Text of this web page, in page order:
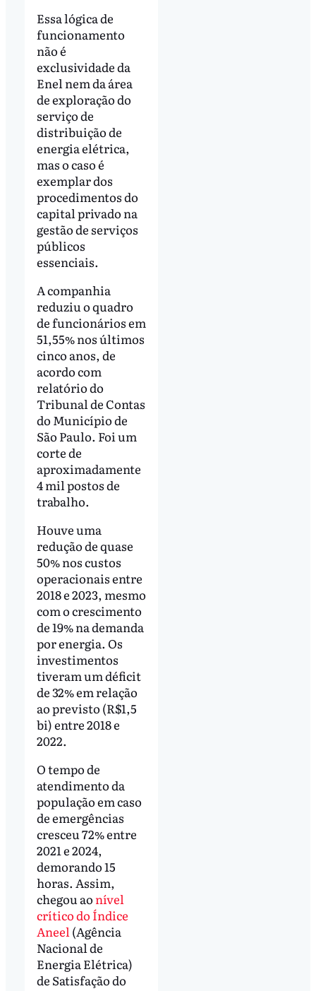
Essa lógica de
funcionamento
não é
exclusividade da
Enel nem da área
de exploração do
serviço de
distribuição de
energia elétrica,
mas o caso é
exemplar dos
procedimentos do
capital privado na
gestão de serviços
públicos
essenciais.
A companhia
reduziu o quadro
de funcionários em
51,55% nos últimos
cinco anos, de
acordo com
relatório do
Tribunal de Contas
do Município de
São Paulo. Foi um
corte de
aproximadamente
4 mil postos de
trabalho.
Houve uma
redução de quase
50% nos custos
operacionais entre
2018 e 2023, mesmo
com o crescimento
de 19% na demanda
por energia. Os
investimentos
tiveram um déficit
de 32% em relação
ao previsto (R$1,5
bi) entre 2018 e
2022.
O tempo de
atendimento da
população em caso
de emergências
cresceu 72% entre
2021 e 2024,
demorando 15
horas. Assim,
chegou ao nível
crítico do Índice
Aneel (Agência
Nacional de
Energia Elétrica)
de Satisfação do